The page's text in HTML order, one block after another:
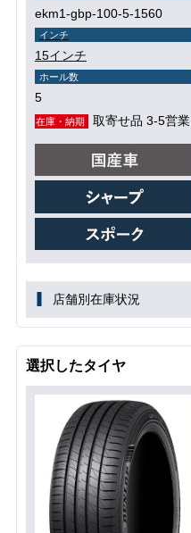
ekm1-gbp-100-5-1560
インチ
15インチ
ホール数
5
在庫・納期 取寄せ品 3-5営
店舗別在庫状況
選択したタイヤ